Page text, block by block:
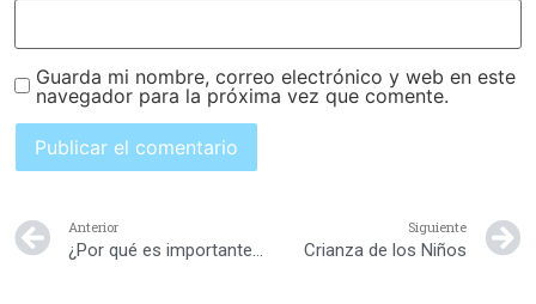
Guarda mi nombre, correo electrónico y web en este
navegador para la próxima vez que comente.
Anterior
¿Por qué es importante que los niños tengan su propia habitación?
Siguiente
Crianza de los Niños